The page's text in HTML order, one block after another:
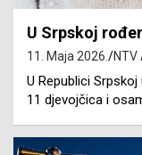
U Srpskoj
11. Maja 2026. NTV
U Republici
11 djevojčica i